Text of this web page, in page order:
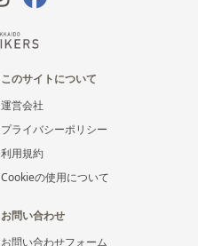
このサイトについて
運営会社
プライバシーポリシー
利用規約
Cookieの使用について
お問い合わせ
お問い合わせフォーム